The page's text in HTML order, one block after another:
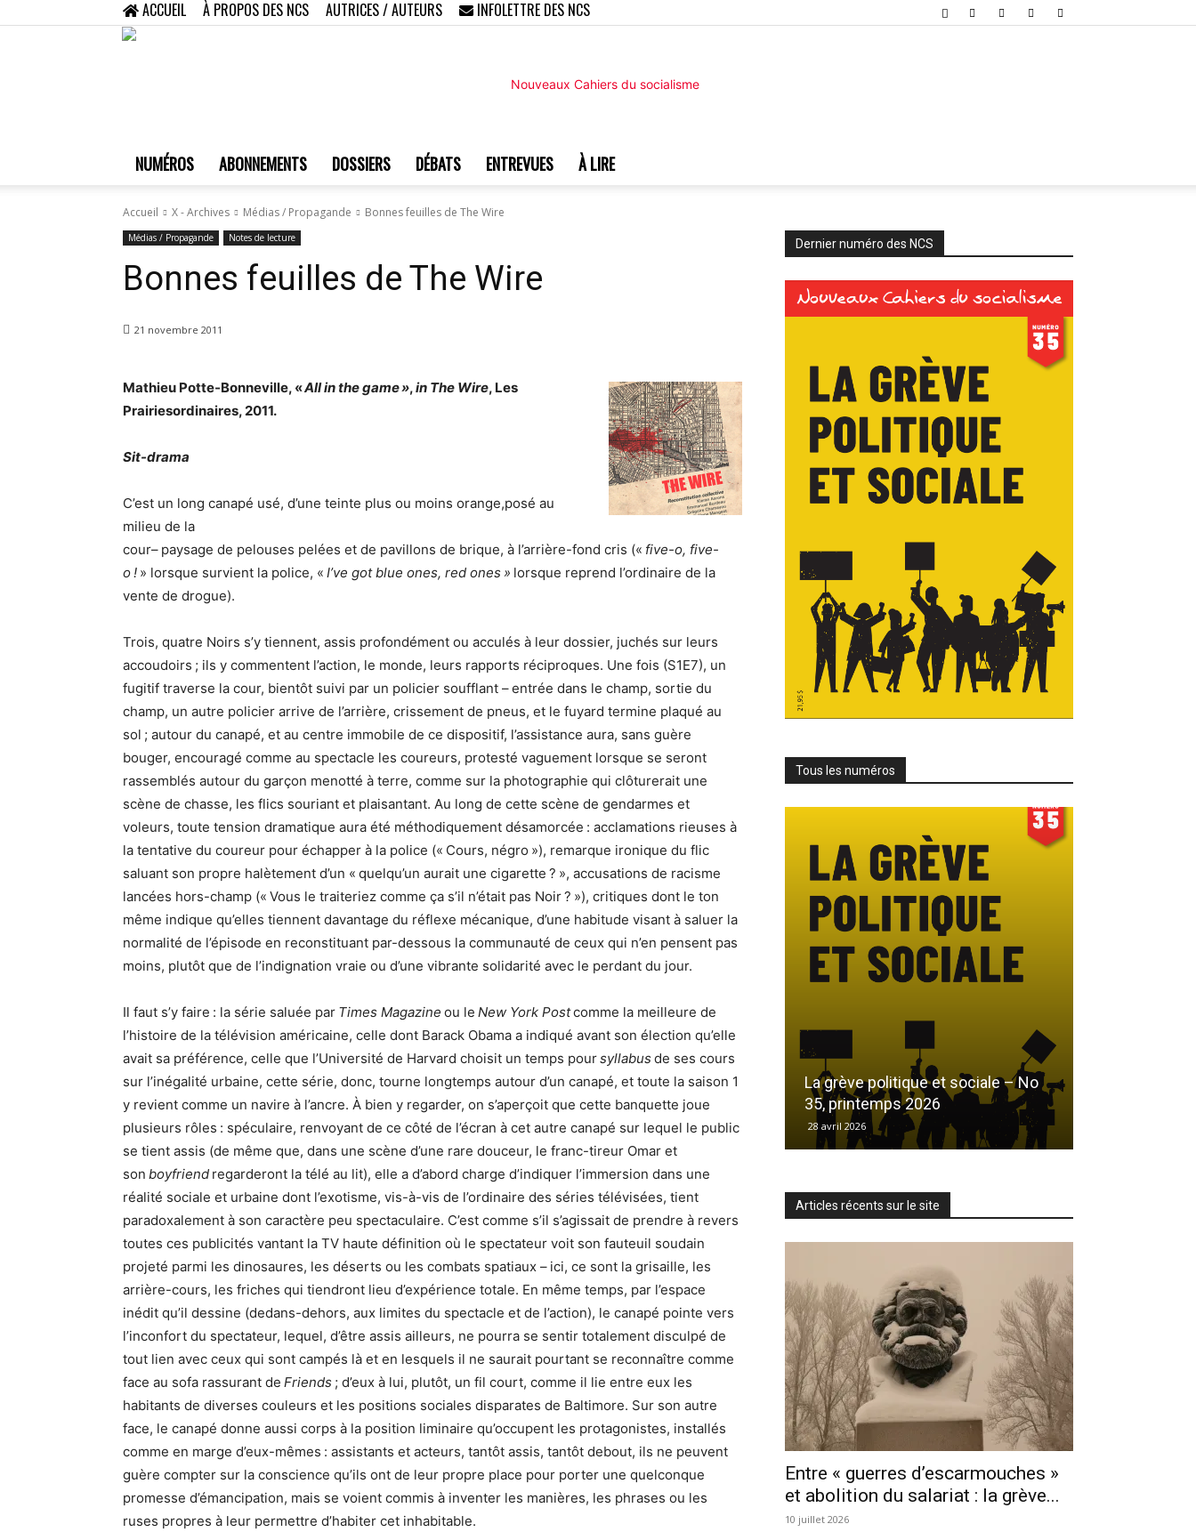
ACCUEIL À PROPOS DES NCS AUTRICES / AUTEURS INFOLETTRE DES NCS
du
socialisme
NUMÉROS ABONNEMENTS DOSSIERS DÉBATS ENTREVUES À LIRE
Accueil X - Archives Médias / Propagande Bonnes feuilles de The Wire
Médias / Propagande Notes de lecture
Bonnes feuilles de The Wire
21 novembre 2011
Mathieu Potte-Bonneville, «All in the game »,in The Wire, Les
Prairiesordinaires, 2011.
Sit-drama
C’est un long canapé usé, d’une teinte plus ou moins orange,posé au
milieu de la
cour– paysage de pelouses pelées et de pavillons de brique, à l’arrière-fond cris (« five-o, five-
o ! » lorsque survient la police, « I’ve got blue ones, red ones » lorsque reprend l’ordinaire de la
vente de drogue).
Trois, quatre Noirs s’y tiennent, assis profondément ou acculés à leur dossier, juchés sur leurs
accoudoirs ; ils y commentent l’action, le monde, leurs rapports réciproques. Une fois (S1E7), un
fugitif traverse la cour, bientôt suivi par un policier soufflant – entrée dans le champ, sortie du
champ, un autre policier arrive de l’arrière, crissement de pneus, et le fuyard termine plaqué au
sol ; autour du canapé, et au centre immobile de ce dispositif, l’assistance aura, sans guère
bouger, encouragé comme au spectacle les coureurs, protesté vaguement lorsque se seront
rassemblés autour du garçon menotté à terre, comme sur la photographie qui clôturerait une
scène de chasse, les flics souriant et plaisantant. Au long de cette scène de gendarmes et
voleurs, toute tension dramatique aura été méthodiquement désamorcée : acclamations rieuses à
la tentative du coureur pour échapper à la police (« Cours, négro »), remarque ironique du flic
saluant son propre halètement d’un « quelqu’un aurait une cigarette ? », accusations de racisme
lancées hors-champ (« Vous le traiteriez comme ça s’il n’était pas Noir ? »), critiques dont le ton
même indique qu’elles tiennent davantage du réflexe mécanique, d’une habitude visant à saluer la
normalité de l’épisode en reconstituant par-dessous la communauté de ceux qui n’en pensent pas
moins, plutôt que de l’indignation vraie ou d’une vibrante solidarité avec le perdant du jour.
Il faut s’y faire : la série saluée par Times Magazine ou le New York Postcomme la meilleure de
l’histoire de la télévision américaine, celle dont Barack Obama a indiqué avant son élection qu’elle
avait sa préférence, celle que l’Université de Harvard choisit un temps poursyllabus de ses cours
sur l’inégalité urbaine, cette série, donc, tourne longtemps autour d’un canapé, et toute la saison 1
y revient comme un navire à l’ancre. À bien y regarder, on s’aperçoit que cette banquette joue
plusieurs rôles : spéculaire, renvoyant de ce côté de l’écran à cet autre canapé sur lequel le public
se tient assis (de même que, dans une scène d’une rare douceur, le franc-tireur Omar et
son boyfriend regarderont la télé au lit), elle a d’abord charge d’indiquer l’immersion dans une
réalité sociale et urbaine dont l’exotisme, vis-à-vis de l’ordinaire des séries télévisées, tient
paradoxalement à son caractère peu spectaculaire. C’est comme s’il s’agissait de prendre à revers
toutes ces publicités vantant la TV haute définition où le spectateur voit son fauteuil soudain
projeté parmi les dinosaures, les déserts ou les combats spatiaux – ici, ce sont la grisaille, les
arrière-cours, les friches qui tiendront lieu d’expérience totale. En même temps, par l’espace
inédit qu’il dessine (dedans-dehors, aux limites du spectacle et de l’action), le canapé pointe vers
l’inconfort du spectateur, lequel, d’être assis ailleurs, ne pourra se sentir totalement disculpé de
tout lien avec ceux qui sont campés là et en lesquels il ne saurait pourtant se reconnaître comme
face au sofa rassurant de Friends ; d’eux à lui, plutôt, un fil court, comme il lie entre eux les
habitants de diverses couleurs et les positions sociales disparates de Baltimore. Sur son autre
face, le canapé donne aussi corps à la position liminaire qu’occupent les protagonistes, installés
comme en marge d’eux-mêmes : assistants et acteurs, tantôt assis, tantôt debout, ils ne peuvent
guère compter sur la conscience qu’ils ont de leur propre place pour porter une quelconque
promesse d’émancipation, mais se voient commis à inventer les manières, les phrases ou les
ruses propres à leur permettre d’habiter cet inhabitable.
Dernier numéro des NCS
Tous les numéros
La grève politique et sociale – No
35, printemps 2026
28 avril 2026
Articles récents sur le site
Entre « guerres d’escarmouches »
et abolition du salariat : la grève...
10 juillet 2026